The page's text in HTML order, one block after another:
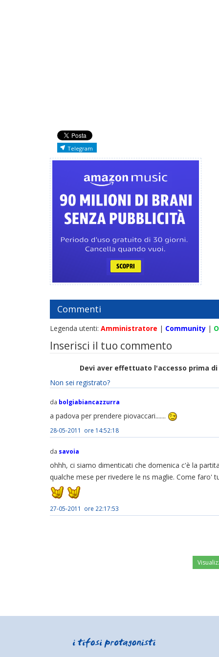
Telegram
Commenti
Legenda utenti: Amministratore | Community |
Inserisci il tuo commento
Devi aver effettuato l'accesso prima
Non sei registrato?
da bolgiabiancazzurra
a padova per prendere piovaccari.......
28-05-2011 ore 14:52:18
da savoia
ohhh, ci siamo dimenticati che domenica c'è la
qualche mese per rivedere le ns maglie. Come
27-05-2011 ore 22:17:53